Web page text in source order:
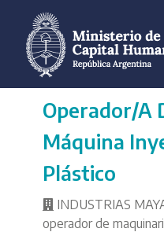
Operador/a
Máquina
Plástico
INDUSTRIAS
operador de